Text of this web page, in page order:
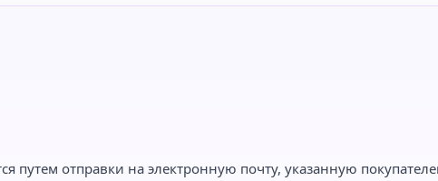
путем отправки на электронную почту, указанную